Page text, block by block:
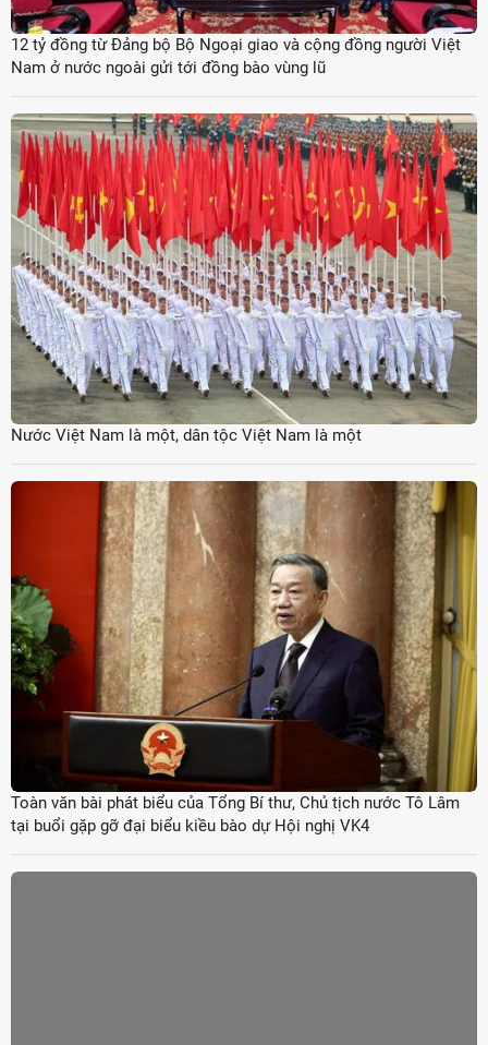
12 tỷ đồng từ Đảng bộ Bộ Ngoại giao và cộng đồng người Việt
Nam ở nước ngoài gửi tới đồng bào vùng lũ
Nước Việt Nam là một, dân tộc Việt Nam là một
Toàn văn bài phát biểu của Tổng Bí thư, Chủ tịch nước Tô Lâm
tại buổi gặp gỡ đại biểu kiều bào dự Hội nghị VK4